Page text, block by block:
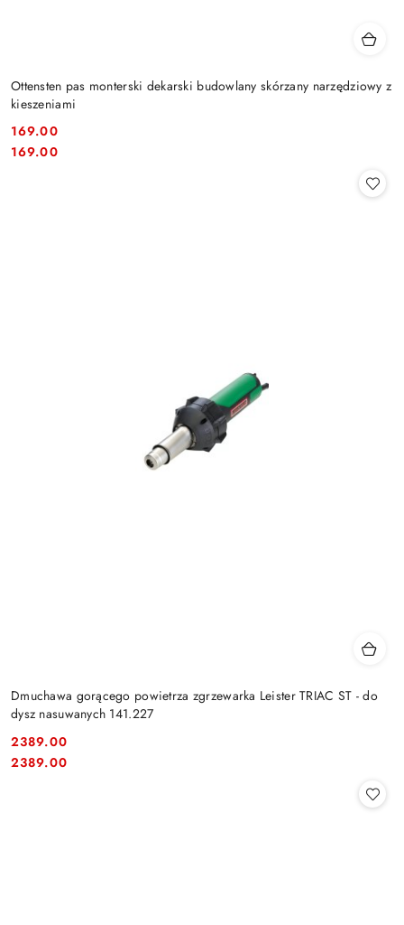
Ottensten pas monterski dekarski budowlany skórzany narzędziowy z
kieszeniami
Cena:
169.00
Cena:
169.00
Dmuchawa gorącego powietrza zgrzewarka Leister TRIAC ST - do
dysz nasuwanych 141.227
Cena:
2389.00
Cena:
2389.00